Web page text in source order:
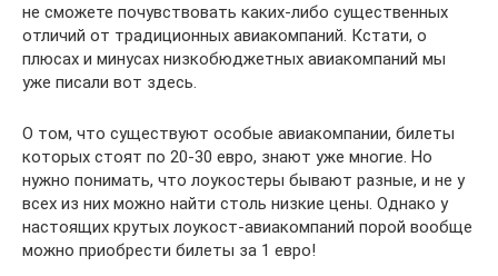
не сможете почувствовать каких-либо существенных
отличий от традиционных авиакомпаний. Кстати, о
плюсах и минусах низкобюджетных авиакомпаний мы
уже писали вот здесь.
О том, что существуют особые авиакомпании, билеты
которых стоят по 20-30 евро, знают уже многие. Но
нужно понимать, что лоукостеры бывают разные, и не у
всех из них можно найти столь низкие цены. Однако у
настоящих крутых лоукост-авиакомпаний порой вообще
можно приобрести билеты за 1 евро!